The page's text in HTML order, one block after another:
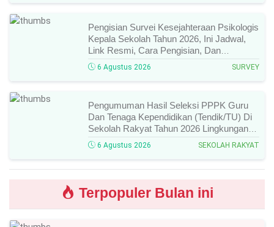
Pengisian Survei Kesejahteraan Psikologis
Kepala Sekolah Tahun 2026, Ini Jadwal,
Link Resmi, Cara Pengisian, Dan
Ketentuan Lengkapnya!
6 Agustus 2026 SURVEY
Pengumuman Hasil Seleksi PPPK Guru
Dan Tenaga Kependidikan (Tendik/TU) Di
Sekolah Rakyat Tahun 2026 Lingkungan
Kementerian Sosial RI, Ini Daftar Nama
Peserta Yang Lolos!
6 Agustus 2026 SEKOLAH RAKYAT
Terpopuler Bulan ini